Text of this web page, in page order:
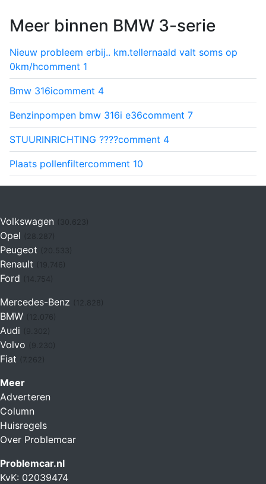
Meer binnen BMW 3-serie
Nieuw probleem erbij.. km.tellernaald valt soms op
0km/hcomment 1
Bmw 316icomment 4
Benzinpompen bmw 316i e36comment 7
STUURINRICHTING ????comment 4
Plaats pollenfiltercomment 10
Volkswagen (30.623)
Opel
Peugeot
Renault (19.746)
Ford (14.754)
Mercedes-Benz
BMW (12.076)
Audi
Volvo
Fiat (7.262)
Meer
Adverteren
Column
Huisregels
Over Problemcar
Problemcar.nl
KvK: 02039474